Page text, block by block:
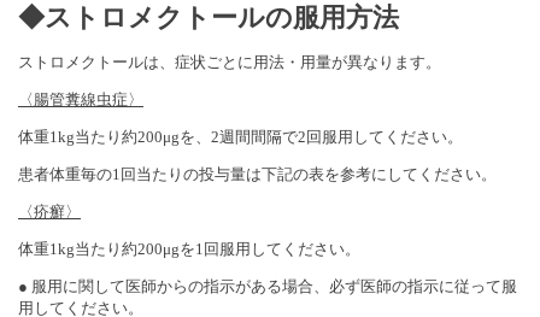
◆ストロメクトールの服用方法
ストロメクトールは、症状ごとに用法・用量が異なります。
〈腸管糞線虫症〉
体重1kg当たり約200μgを、2週間間隔で2回服用してください。
患者体重毎の1回当たりの投与量は下記の表を参考にしてください。
〈疥癬〉
体重1kg当たり約200μgを1回服用してください。
● 服用に関して医師からの指示がある場合、必ず医師の指示に従って服
用してください。